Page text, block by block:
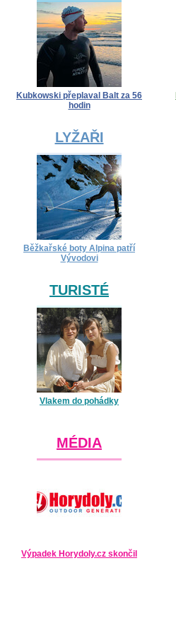
Kubkowski přeplaval Balt za 56
hodin
LYŽAŘI
Běžkařské boty Alpina patří
Vývodovi
TURISTÉ
Vlakem do pohádky
MÉDIA
Výpadek Horydoly.cz skončil